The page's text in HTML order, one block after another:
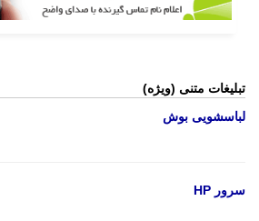
تبلیغات متنی (ویژه)
لباسشویی بوش
سرور HP